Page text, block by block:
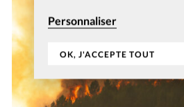
Personnaliser
OK, J'ACCEPTE TOUT